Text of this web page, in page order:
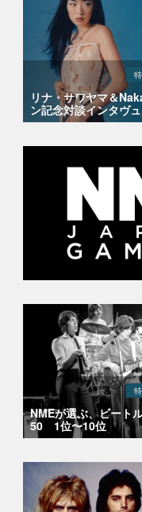
リナ・サワヤマ＆
ン記念対談インタヴ
NMEが選ぶ、ビート
50 1位〜10位